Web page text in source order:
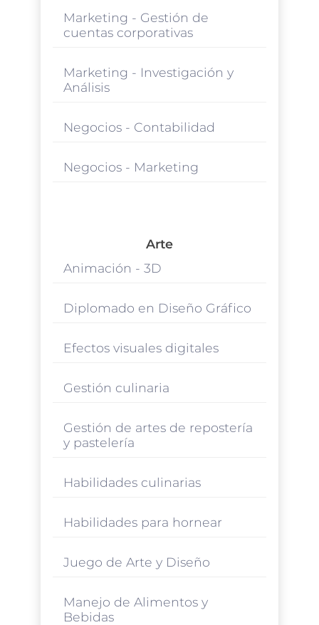
Marketing - Gestión de
cuentas corporativas
Marketing - Investigación y
Análisis
Negocios - Contabilidad
Negocios - Marketing
Arte
Animación - 3D
Diplomado en Diseño Gráfico
Efectos visuales digitales
Gestión culinaria
Gestión de artes de repostería
y pastelería
Habilidades culinarias
Habilidades para hornear
Juego de Arte y Diseño
Manejo de Alimentos y
Bebidas